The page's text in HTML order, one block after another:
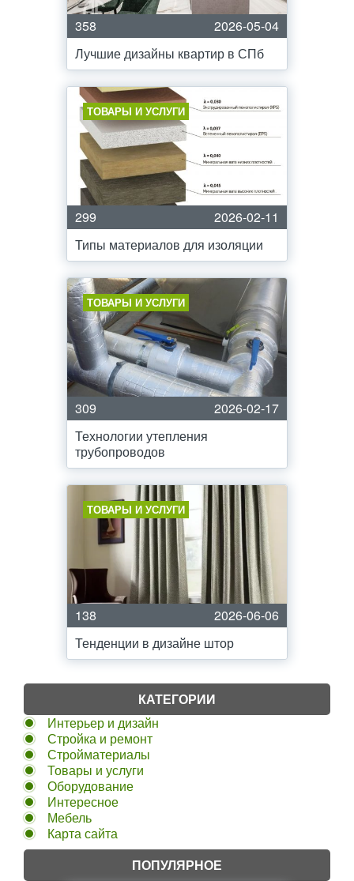
358
2026-05-04
Лучшие дизайны квартир в СПб
ТОВАРЫ И УСЛУГИ
299
2026-02-11
Типы материалов для изоляции
ТОВАРЫ И УСЛУГИ
309
2026-02-17
Технологии утепления
трубопроводов
ТОВАРЫ И УСЛУГИ
138
2026-06-06
Тенденции в дизайне штор
КАТЕГОРИИ
Интерьер и дизайн
Стройка и ремонт
Стройматериалы
Товары и услуги
Оборудование
Интересное
Мебель
Карта сайта
ПОПУЛЯРНОЕ